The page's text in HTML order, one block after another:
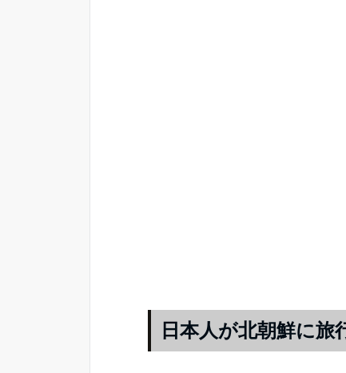
日本人が北朝鮮に